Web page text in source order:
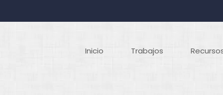
Inicio Trabajos